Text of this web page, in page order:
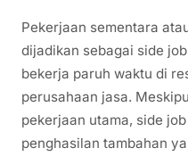
Pekerjaan sementara
dijadikan sebagai side
bekerja paruh waktu di
perusahaan jasa.
pekerjaan utama, side
penghasilan tambahan